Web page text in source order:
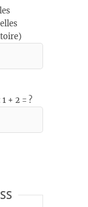
+ 2 = ?